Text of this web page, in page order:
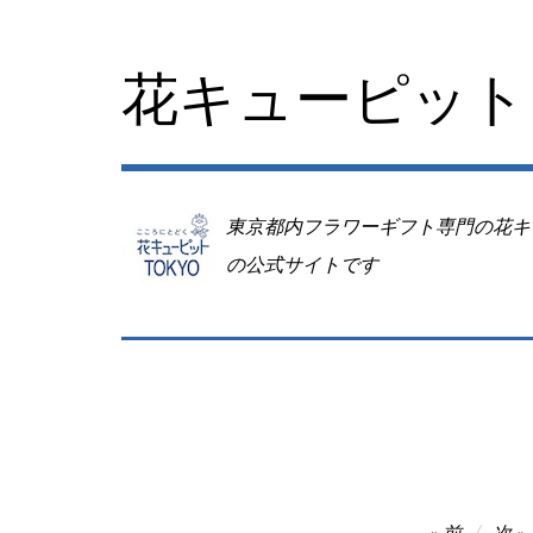
花キューピッ
東京都内フラワーギフト専門の花
の公式サイトです